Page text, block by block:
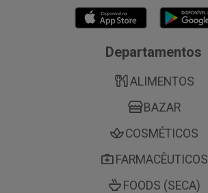
Departamentos
ALIMENTOS
BAZAR
COSMÉTICOS
FARMACÊUTICOS
FOODS (SECA)